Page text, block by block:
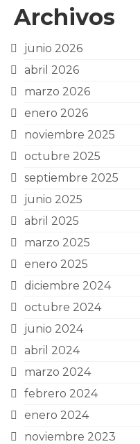
Archivos
junio 2026
abril 2026
marzo 2026
enero 2026
noviembre 2025
octubre 2025
septiembre 2025
junio 2025
abril 2025
marzo 2025
enero 2025
diciembre 2024
octubre 2024
junio 2024
abril 2024
marzo 2024
febrero 2024
enero 2024
noviembre 2023